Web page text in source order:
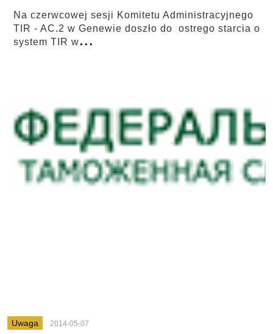
Na czerwcowej sesji Komitetu Administracyjnego
TIR - AC.2 w Genewie doszło do ostrego starcia o
system TIR w...
Uwaga 2014-05-07